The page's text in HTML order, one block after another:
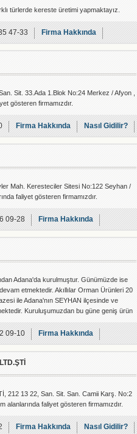
türlerde kereste üretimi yapmaktayız.
47-33
Firma Hakkında
Sit. 33.Ada 1.Blok No:24 Merkez / Afyon ,
gösteren firmamızdır.
Firma Hakkında Nasıl Gidilir?
Mah. Keresteciler Sitesi No:122 Seyhan /
faliyet gösteren firmamızdır.
09-28
Firma Hakkında
Adana'da kurulmuştur. Günümüzde ise
etmektedir. Akıllılar Orman Ürünleri 20
ile Adana'nın SEYHAN ilçesinde ve
Kuruluşumuzdan bu güne geniş ürün
Yüksek teknoloji ve kalitesiyle ön
09-10
Firma Hakkında
212 13 22, San. Sit. San. Camii Karş. No:2
faliyet gösteren firmamızdır.
Firma Hakkında Nasıl Gidilir?